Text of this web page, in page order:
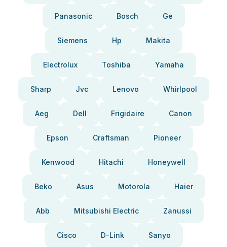
Panasonic Bosch Ge
Siemens Hp Makita
Electrolux Toshiba Yamaha
Sharp Jvc Lenovo Whirlpool
Aeg Dell Frigidaire Canon
Epson Craftsman Pioneer
Kenwood Hitachi Honeywell
Beko Asus Motorola Haier
Abb Mitsubishi Electric Zanussi
Cisco D-Link Sanyo